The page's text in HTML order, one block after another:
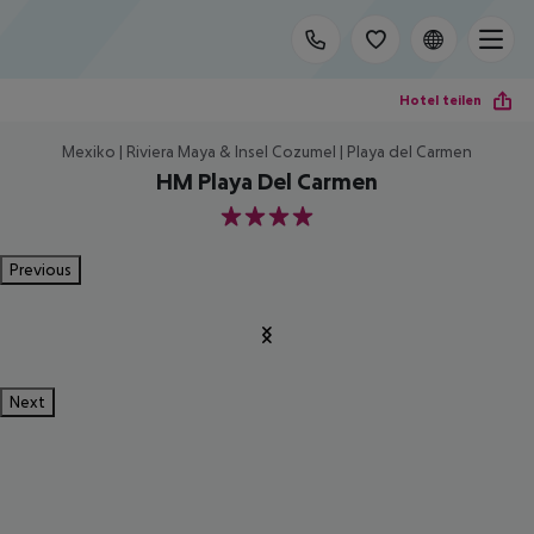
Hotel teilen
Mexiko | Riviera Maya & Insel Cozumel | Playa del Carmen
HM Playa Del Carmen
4
Previous
Next